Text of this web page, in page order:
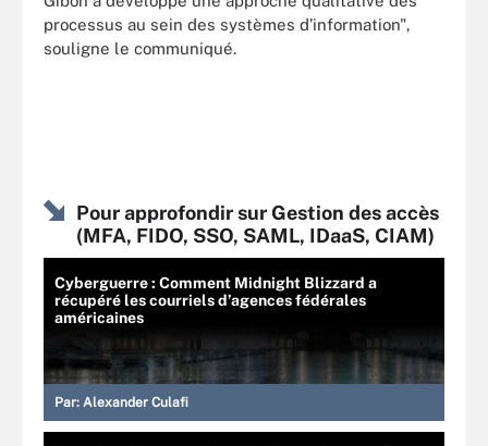
processus au sein des systèmes d’information",
souligne le communiqué.
Pour approfondir sur Gestion des accès
(MFA, FIDO, SSO, SAML, IDaaS, CIAM)
Cyberguerre : Comment Midnight Blizzard a
récupéré les courriels d’agences fédérales
américaines
Par: Alexander Culafi